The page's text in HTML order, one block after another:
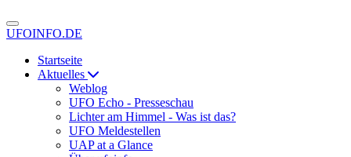
UFOINFO.DE
Startseite
Aktuelles
Weblog
UFO Echo - Presseschau
Lichter am Himmel - Was ist das?
UFO Meldestellen
UAP at a Glance